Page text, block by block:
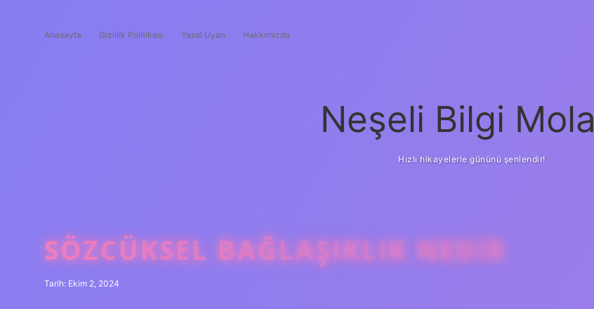
Anasayfa Gizlilik Politikası Yasal Uyarı Hakkımızda
Neşeli Bilgi
Hızlı hikayelerle gününü şenlendir!
SÖZCÜKSEL BAĞLAŞIKLIK NEDIR
Tarih: Ekim 2, 2024